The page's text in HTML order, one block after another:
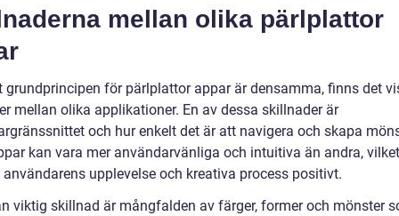
mellan olika pärlplattor
grundprincipen för pärlplattor appar är densamma, finns det
mellan olika applikationer. En av dessa skillnader är
och hur enkelt det är att navigera och skapa
kan vara mer användarvänliga och intuitiva än andra,
användarens upplevelse och kreativa process positivt.
viktig skillnad är mångfalden av färger, former och mönster